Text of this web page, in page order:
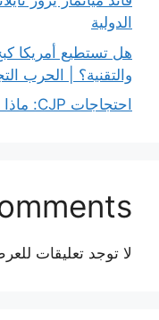
الدولية
هل تستطيع أمريكا
والتقنية؟ | الحرب
احتجاجات CJP: ماذا تكشف عن الجيل القادم في الهند؟
لا توجد تعليقات